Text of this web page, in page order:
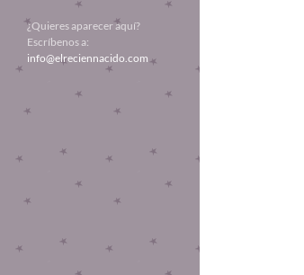
¿Quieres aparecer aquí?
Escríbenos a:
info@elreciennacido.com